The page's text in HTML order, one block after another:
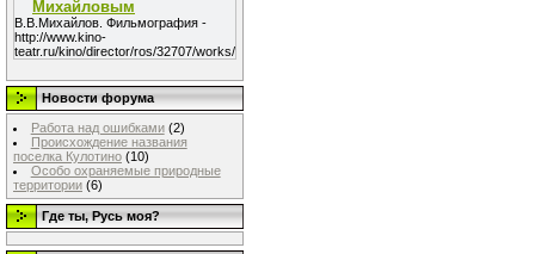
Михайловым
В.В.Михайлов. Фильмография -
http://www.kino-
teatr.ru/kino/director/ros/32707/works/
Новости форума
Работа над ошибками (2)
Происхождение названия
поселка Кулотино (10)
Особо охраняемые природные
территории (6)
Где ты, Русь моя?